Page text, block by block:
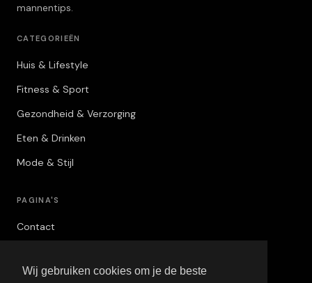
Wij gebruiken cookies om je de beste
mannentips.
CATEGORIEËN
Huis & Lifestyle
Fitness & Sport
Gezondheid & Verzorging
Eten & Drinken
Mode & Stijl
PAGINA'S
Contact
Algemene Voorwaarden